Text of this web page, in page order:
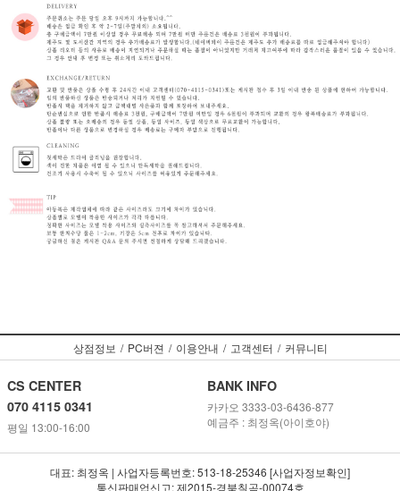
상점정보 / PC버젼 / 이용안내 / 고객센터 / 커뮤니티
CS CENTER
070 4115 0341
평일 13:00-16:00
BANK INFO
카카오 3333-03-6436-877
예금주 : 최정옥(아이호야)
대표: 최정옥 | 사업자등록번호: 513-18-25346 [사업자정보확인]
통신판매업신고: 제2015-경북칠곡-00074호